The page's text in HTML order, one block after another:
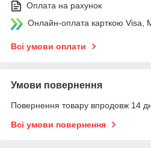
Оплата на рахунок
Онлайн-оплата карткою Visa,
Всі умови оплати
Умови повернення
Повернення товару впродовж 14
Всі умови повернення